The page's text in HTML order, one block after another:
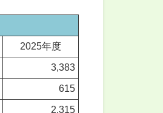
2025年度
3,383
615
2,315